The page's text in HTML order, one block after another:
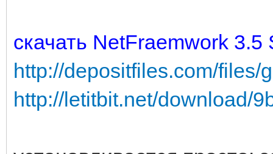
скачать NetFraemwork
http://depositfiles.com/files/
http://letitbit.net/download/